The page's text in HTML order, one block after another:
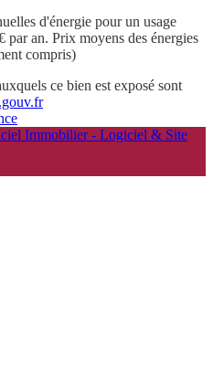
d'énergie pour un usage
par an. Prix moyens des énergies
compris)
ce bien est exposé sont
Immobilier - Logiciel & Site